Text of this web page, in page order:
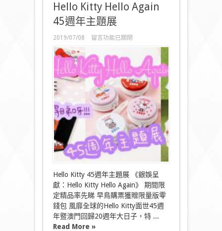
Hello Kitty Hello Again
45週年主題展
2019/07/08
在
Kitty
Hello
Again
45
週
年
主
題
展〉
留言功能已關閉
Hello Kitty 45週年主題展 《銀娛呈
獻：Hello Kitty Hello Again》 期間限
定精品率先睇 早鳥購票獲贈限量版零
錢包 風靡全球的Hello Kitty面世45週
年暨澳門回歸20週年大日子，特 ...
Read More »